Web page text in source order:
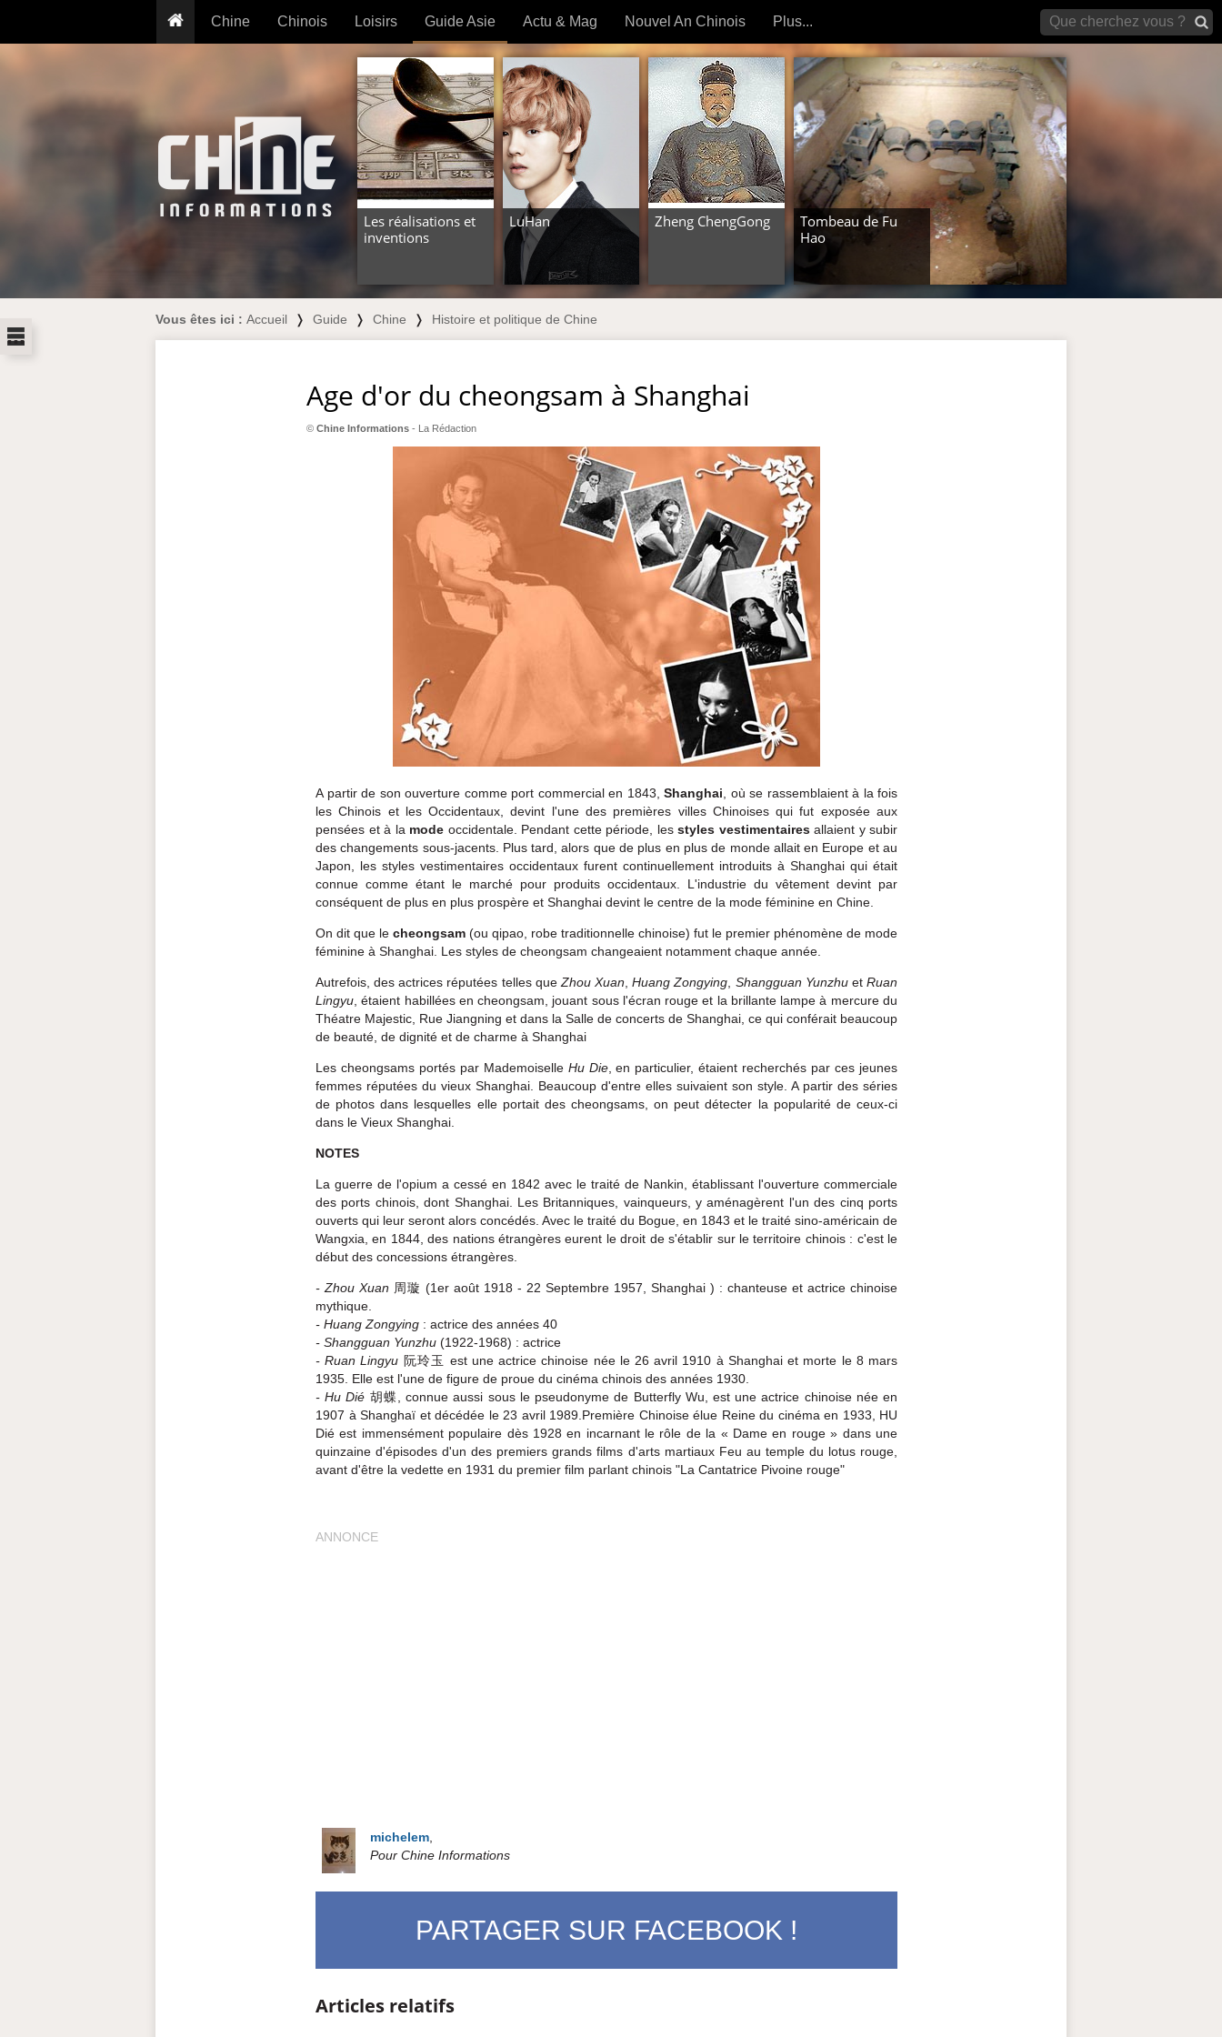
Chine
Conseils voyageurs
Plantes médicinales
Cuisine
Chinois
Grammaire
Traducteur
Exos & Flashcards
+50 Outils
Loisirs
Prénom
Signe
Tatouage
PLUS (24 OUTILS) »
Guide Asie Actu & Mag
Magazine
Articles intemporels
Nouvel An Chinois Plus...
Forum (archives)
Les réalisations et
inventions
LuHan Zheng ChengGong
Tombeau de Fu
Hao
Vous êtes ici : Accueil ❭ Guide ❭ Chine ❭ Histoire et politique de Chine
Age d'or du cheongsam à Shanghai
© Chine Informations - La Rédaction
A partir de son ouverture comme port commercial en 1843, Shanghai
où se rassemblaient à la fois
les Chinois et les Occidentaux, devint l'une des premières villes Chinoises qui fut exposée aux
pensées et à la mode occidentale. Pendant cette période, les styles vestimentairesallaient y subir
des changements sous-jacents. Plus tard, alors que de plus en plus de monde allait en Europe et au
Japon, les styles vestimentaires occidentaux furent continuellement introduits à Shanghai qui était
connue comme étant le marché pour produits occidentaux. L'industrie du vêtement devint par
conséquent de plus en plus prospère et Shanghai devint le centre de la mode féminine en Chine.
On dit que le cheongsam (ou qipao, robe traditionnelle chinoise) fut le premier phénomène de mode
féminine à Shanghai. Les styles de cheongsam changeaient notamment chaque année.
Autrefois, des actrices réputées telles que Zhou Xuan ,Huang Zongying Shangguan Yunzhu etRuan
Lingyu , étaient habillées en cheongsam, jouant sous l'écran rouge et la brillante lampe à mercure du
Théatre Majestic, Rue Jiangning et dans la Salle de concerts de Shanghai, ce qui conférait beaucoup
de beauté, de dignité et de charme à Shanghai
Les cheongsams portés par Mademoiselle Hu Die, en particulier, étaient recherchés par ces jeunes
femmes réputées du vieux Shanghai. Beaucoup d'entre elles suivaient son style. A partir des séries
de photos dans lesquelles elle portait des cheongsams, on peut détecter la popularité de ceux-ci
dans le Vieux Shanghai.
NOTES
La guerre de l'opium a cessé en 1842 avec le traité de Nankin, établissant l'ouverture commerciale
des ports chinois, dont Shanghai. Les Britanniques, vainqueurs, y aménagèrent l'un des cinq ports
ouverts qui leur seront alors concédés. Avec le traité du Bogue, en 1843 et le traité sino-américain de
Wangxia, en 1844, des nations étrangères eurent le droit de s'établir sur le territoire chinois : c'est le
début des concessions étrangères.
- Zhou Xuan 周璇 (1er août 1918 - 22 Septembre 1957, Shanghai ) : chanteuse et actrice chinoise
mythique.
- Huang Zongying : actrice des années 40
- Shangguan Yunzhu (1922-1968) : actrice
- Ruan Lingyu 阮玲玉 est une actrice chinoise née le 26 avril 1910 à Shanghai et morte le 8 mars
1935. Elle est l'une de figure de proue du cinéma chinois des années 1930.
- Hu Dié 胡蝶, connue aussi sous le pseudonyme de Butterfly Wu, est une actrice chinoise née en
1907 à Shanghaï et décédée le 23 avril 1989.Première Chinoise élue Reine du cinéma en 1933, HU
Dié est immensément populaire dès 1928 en incarnant le rôle de la « Dame en rouge » dans une
quinzaine d'épisodes d'un des premiers grands films d'arts martiaux Feu au temple du lotus rouge,
avant d'être la vedette en 1931 du premier film parlant chinois "La Cantatrice Pivoine rouge"
ANNONCE
michelem
Pour Chine Informations
PARTAGER SUR FACEBOOK !
Articles relatifs
...